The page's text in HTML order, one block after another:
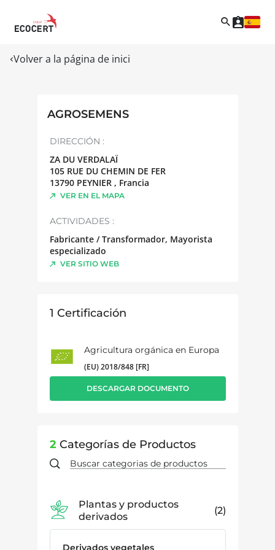
Volver a la página de inici
AGROSEMENS
DIRECCIÓN :
ZA DU VERDALAÏ
105 RUE DU CHEMIN DE FER
13790 PEYNIER , Francia
VER EN EL MAPA
ACTIVIDADES :
Fabricante / Transformador, Mayorista
especializado
VER SITIO WEB
1 Certificación
Agricultura orgánica en Europa
(EU) 2018/848 [FR]
DESCARGAR DOCUMENTO
2 Categorías de Productos
Plantas y productos
derivados
2
Derivados vegetales